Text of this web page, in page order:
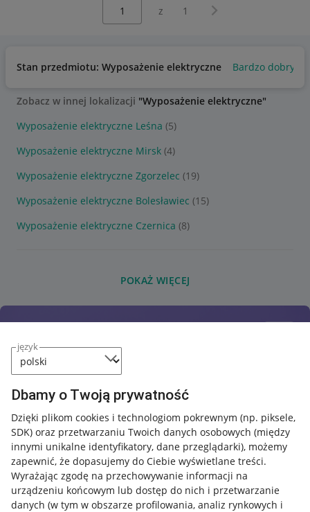
język
Dbamy o Twoją prywatność
Dzięki plikom cookies i technologiom pokrewnym (np. piksele,
SDK) oraz przetwarzaniu Twoich danych osobowych (między
innymi unikalne identyfikatory, dane przeglądarki), możemy
zapewnić, że dopasujemy do Ciebie wyświetlane treści.
Wyrażając zgodę na przechowywanie informacji na
urządzeniu końcowym lub dostęp do nich i przetwarzanie
danych (w tym w obszarze profilowania, analiz rynkowych i
z 1 Następna strona
Stan przedmiotu: Wyposażenie elektryczne Bardzo dobry
Zobacz w innej lokalizacji "Wyposażenie elektryczne"
Wyposażenie elektryczne Leśna (5)
Wyposażenie elektryczne Mirsk (4)
Wyposażenie elektryczne Zgorzelec (19)
Wyposażenie elektryczne Bolesławiec (15)
Wyposażenie elektryczne Czernica (8)
POKAŻ WIĘCEJ